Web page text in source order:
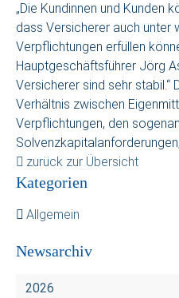
„Die Kundinnen und Kunden
dass Versicherer auch unter
Verpflichtungen erfüllen
Hauptgeschäftsführer Jörg
Versicherer sind sehr
Verhältnis zwischen
Verpflichtungen, den
zurück zur Übersicht
Kategorien
Allgemein
Newsarchiv
2026